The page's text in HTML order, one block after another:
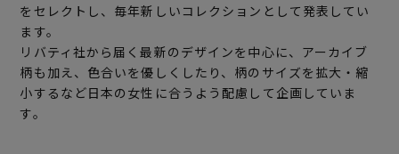
をセレクトし、毎年新しいコレクションとして発表してい
ます。
リバティ社から届く最新のデザインを中心に、アーカイブ
柄も加え、色合いを優しくしたり、柄のサイズを拡大・縮
小するなど日本の女性に合うよう配慮して企画していま
す。